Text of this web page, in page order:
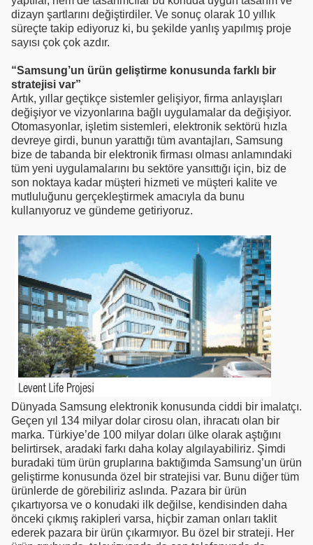
dizayn şartlarını değiştirdiler. Ve sonuç olarak 10 yıllık
süreçte takip ediyoruz ki, bu şekilde yanlış yapılmış proje
sayısı çok çok azdır.
“Samsung’un ürün geliştirme konusunda farklı bir
stratejisi var”
Artık, yıllar geçtikçe sistemler gelişiyor, firma anlayışları
değişiyor ve vizyonlarına bağlı uygulamalar da değişiyor.
Otomasyonlar, işletim sistemleri, elektronik sektörü hızla
devreye girdi, bunun yarattığı tüm avantajları, Samsung
bize de tabanda bir elektronik firması olması anlamındaki
tüm yeni uygulamalarını bu sektöre yansıttığı için, biz de
son noktaya kadar müşteri hizmeti ve müşteri kalite ve
mutluluğunu gerçekleştirmek amacıyla da bunu
kullanıyoruz ve gündeme getiriyoruz.
Dünyada Samsung elektronik konusunda ciddi bir imalatçı.
Geçen yıl 134 milyar dolar cirosu olan, ihracatı olan bir
marka. Türkiye’de 100 milyar doları ülke olarak aştığını
belirtirsek, aradaki farkı daha kolay algılayabiliriz. Şimdi
buradaki tüm ürün gruplarına baktığımda Samsung’un ürün
geliştirme konusunda özel bir stratejisi var. Bunu diğer tüm
ürünlerde de görebiliriz aslında. Pazara bir ürün
çıkartıyorsa ve o konudaki ilk değilse, kendisinden daha
önceki çıkmış rakipleri varsa, hiçbir zaman onları taklit
ederek pazara bir ürün çıkarmıyor. Bu özel bir strateji. Her